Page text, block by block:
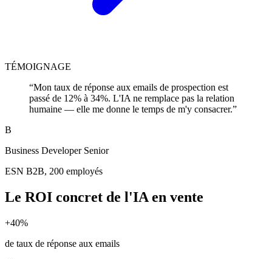
TÉMOIGNAGE
“Mon taux de réponse aux emails de prospection est
passé de 12% à 34%. L'IA ne remplace pas la relation
humaine — elle me donne le temps de m'y consacrer.”
B
Business Developer Senior
ESN B2B, 200 employés
Le ROI concret de l'IA en vente
+40%
de taux de réponse aux emails